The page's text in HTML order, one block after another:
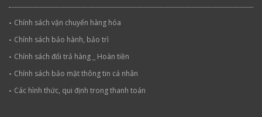
- Chính sách vận chuyển hàng hóa
- Chính sách bảo hành, bảo trì
- Chính sách đổi trả hàng _ Hoàn tiền
- Chính sách bảo mật thông tin cá nhân
- Các hình thức, qui định trong thanh toán